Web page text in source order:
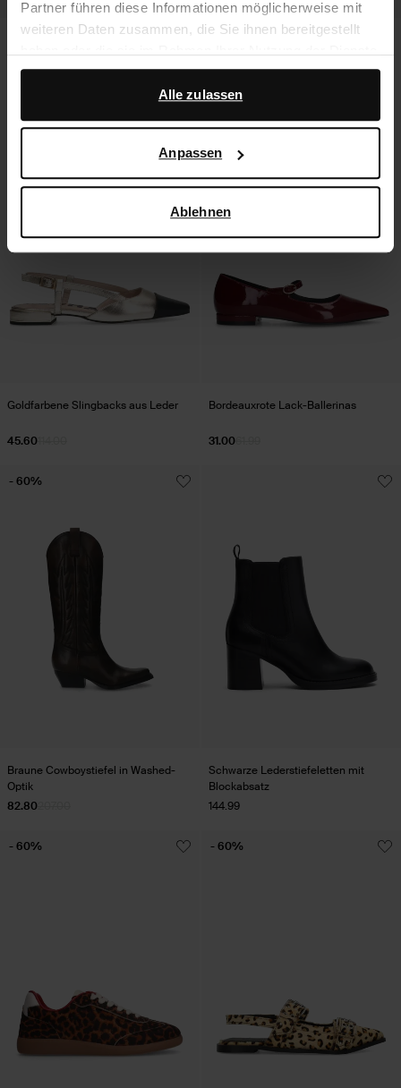
Partner führen diese Informationen möglicherweise mit
weiteren Daten zusammen, die Sie ihnen bereitgestellt
gesammelt haben.
Darüber hinaus arbeiten wir mit Google zu Werbe- und
darüber, wie Google Ihre personenbezogenen Daten
verwendet, finden Sie auf derSeite zur geschäftlichen
Alle zulassen
Anpassen
Ablehnen
72.99
Schwarze Veloursleder-
Cowboystiefeletten mit Umschlag
Goldfarbene Slingbacks aus Leder
45.60
- 60%
Bordeauxrote Lack-Ballerinas
31.00
Braune Cowboystiefel in Washed-
Optik
82.80
- 60%
Schwarze Lederstiefeletten mit
Blockabsatz
144.99
- 60% - 60%